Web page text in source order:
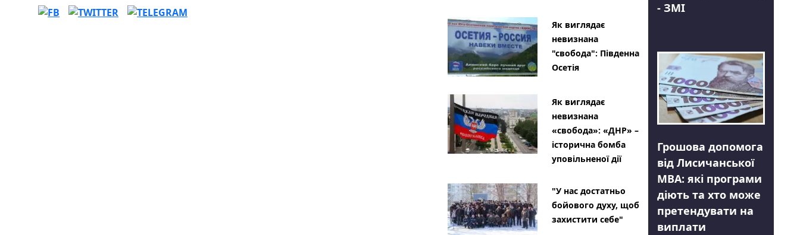
Як виглядає
невизнана
"свобода": Південна
Осетія
Як виглядає
невизнана
«свобода»: «ДНР» –
історична бомба
уповільненої дії
"У нас достатньо
бойового духу, щоб
захистити себе"
- ЗМІ
Грошова допомога
від Лисичанської
МВА: які програми
діють та хто може
претендувати на
виплати